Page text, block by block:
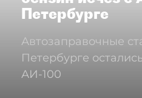
Петербурге
Автозаправочные
Петербурге
АИ-100